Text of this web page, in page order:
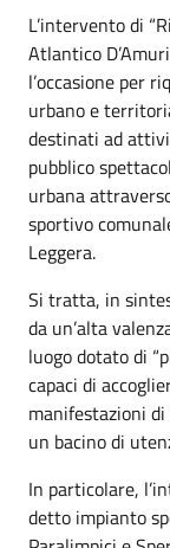
L’intervento di
Atlantico
l’occasione per
urbano e
destinati ad
pubblico
urbana
sportivo
Leggera.
Si tratta, in
da un’alta
luogo dotato di
capaci di
manifestazioni
un bacino di
In particolare,
detto impianto